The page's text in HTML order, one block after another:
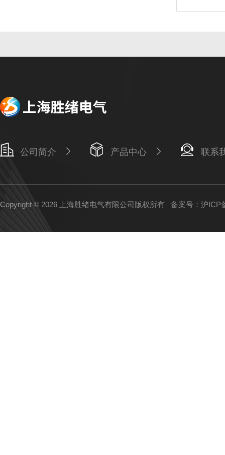
公司简介 产品中心 联系
Copyright © 2026 上海胜绪电气有限公司版权所有 备案号：沪ICP